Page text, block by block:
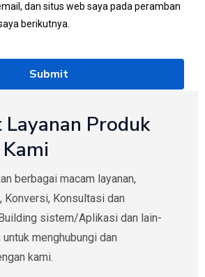
dan situs web saya pada peramban
berikutnya.
Layanan Produk
berbagai macam layanan,
Konversi, Konsultasi dan
sistem/Aplikasi dan lain-
untuk menghubungi dan
kami.